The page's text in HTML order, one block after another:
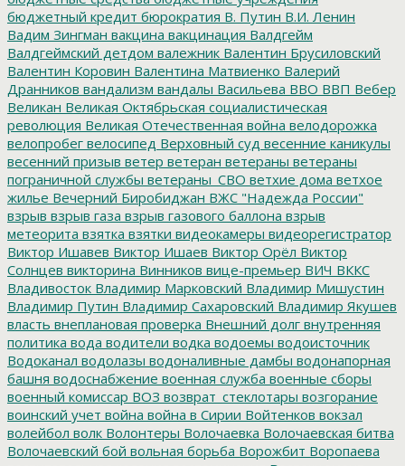
бюджетный кредит бюрократия В. Путин В.И. Ленин
Вадим Зингман вакцина вакцинация Валдгейм
Валдгеймский детдом валежник Валентин Брусиловский
Валентин Коровин Валентина Матвиенко Валерий
Дранников вандализм вандалы Васильева ВВО ВВП Вебер
Великан Великая Октябрьская социалистическая
революция Великая Отечественная война велодорожка
велопробег велосипед Верховный суд весенние каникулы
весенний призыв ветер ветеран ветераны ветераны
пограничной службы ветераны_СВО ветхие дома ветхое
жилье Вечерний Биробиджан ВЖС "Надежда России"
взрыв взрыв газа взрыв газового баллона взрыв
метеорита взятка взятки видеокамеры видеорегистратор
Виктор Ишавев Виктор Ишаев Виктор Орёл Виктор
Солнцев викторина Винников вице-премьер ВИЧ ВККС
Владивосток Владимир Марковский Владимир Мишустин
Владимир Путин Владимир Сахаровский Владимир Якушев
власть внеплановая проверка Внешний долг внутренняя
политика вода водители водка водоемы водоисточник
Водоканал водолазы водоналивные дамбы водонапорная
башня водоснабжение военная служба военные сборы
военный комиссар ВОЗ возврат_стеклотары возгорание
воинский учет война война в Сирии Войтенков вокзал
волейбол волк Волонтеры Волочаевка Волочаевская битва
Волочаевский бой вольная борьба Ворожбит Воропаева